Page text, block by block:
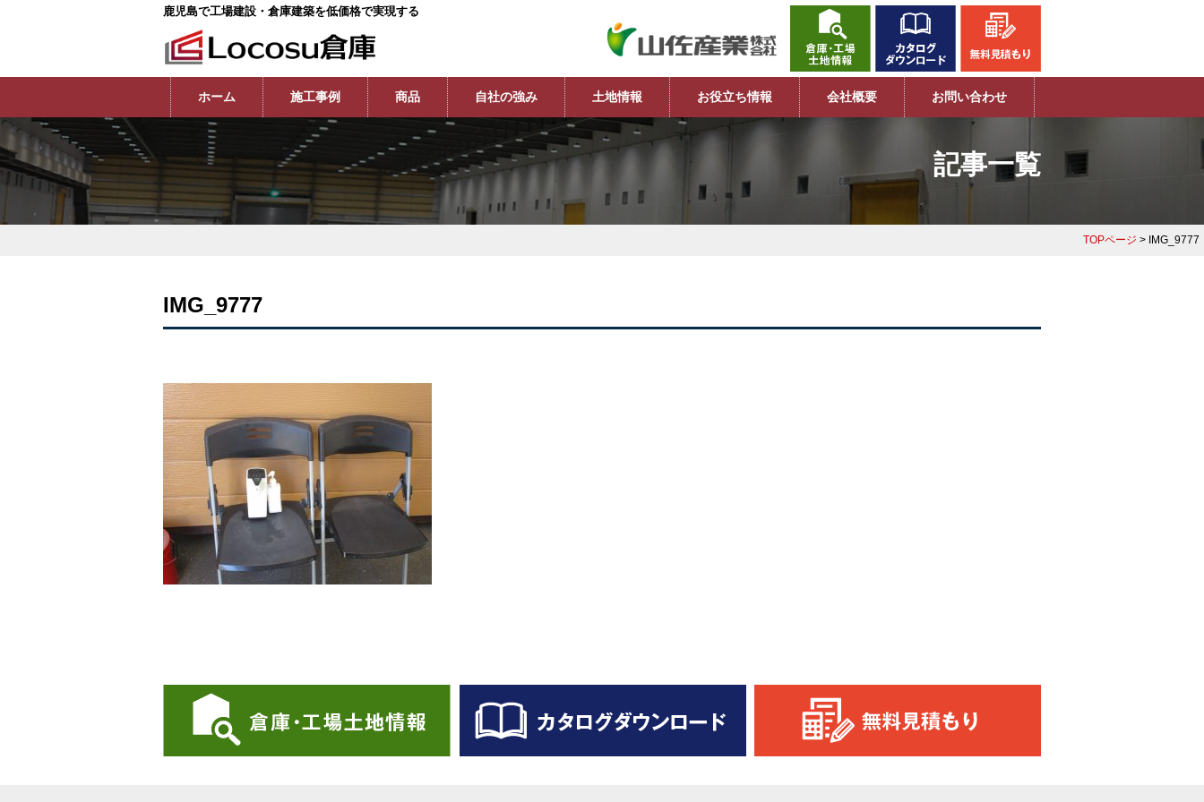
鹿児島で工場建設・倉庫建築を低価格で実現する
ホーム 施工事例 商品 自社の強み 土地情報 お役立ち情報 会社概要 お問い合わせ
記事一覧
TOPページ > IMG_9777
IMG_9777